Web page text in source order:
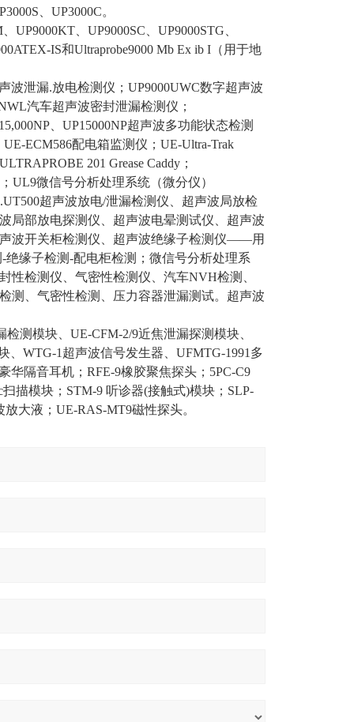
、UP3000C。
UP9000KT、UP9000SC、UP9000STG、
IS和Ultraprobe9000 Mb Ex ib I（用于地
波泄漏.放电检测仪；UP9000UWC数字超声波
汽车超声波密封泄漏检测仪；
、UP15000NP超声波多功能状态检测
ECM586配电箱监测仪；UE-Ultra-Trak
201 Grease Caddy；
UL9微信号分析处理系统（微分仪）
超声波放电/泄漏检测仪、超声波局放检
局部放电探测仪、超声波电晕测试仪、超声波
波开关柜检测仪、超声波绝缘子检测仪——用
缘子检测-配电柜检测；微信号分析处理系
性检测仪、气密性检测仪、汽车NVH检测、
测、气密性检测、压力容器泄漏测试。超声波
测模块、UE-CFM-2/9近焦泄漏探测模块、
WTG-1超声波信号发生器、UFMTG-1991多
华隔音耳机；RFE-9橡胶聚焦探头；5PC-C9
描模块；STM-9 听诊器(接触式)模块；SLP-
大液；UE-RAS-MT9磁性探头。